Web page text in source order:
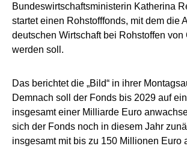
Bundeswirtschaftsministerin Katherina
startet einen Rohstofffonds, mit dem die
deutschen Wirtschaft bei Rohstoffen von
werden soll.
Das berichtet die „Bild“ in ihrer
Demnach soll der Fonds bis 2029 auf
insgesamt einer Milliarde Euro
sich der Fonds noch in diesem Jahr
insgesamt mit bis zu 150 Millionen Euro